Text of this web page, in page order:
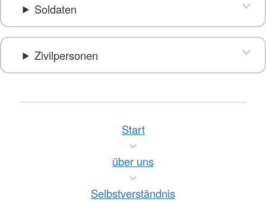
Soldaten
Zivilpersonen
Start
über uns
Selbstverständnis